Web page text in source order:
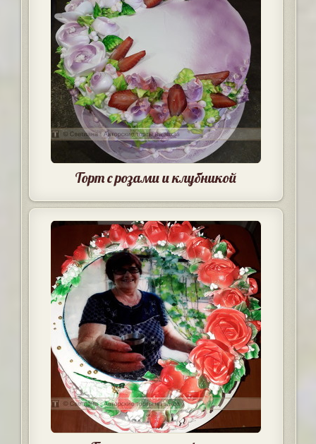
Торт с розами и клубникой